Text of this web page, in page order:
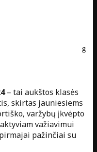
– tai aukštos klasės
skirtas jauniesiems
varžybų įkvėpto
važiavimui
pažinčiai su